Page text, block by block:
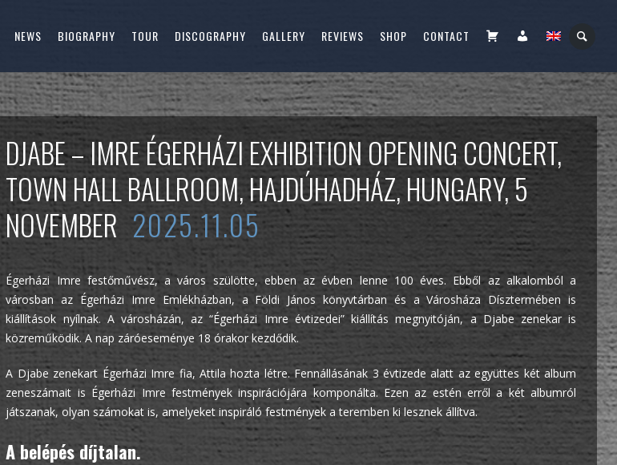
NEWS BIOGRAPHY TOUR DISCOGRAPHY GALLERY REVIEWS SHOP CONTACT CART FIÓKOM
DJABE – IMRE ÉGERHÁZI EXHIBITION OPENING CONCERT,
TOWN HALL BALLROOM, HAJDÚHADHÁZ, HUNGARY, 5
NOVEMBER 2025.11.05
Égerházi Imre festőművész, a város szülötte, ebben az évben lenne 100 éves. Ebből az alkalomból a
városban az Égerházi Imre Emlékházban, a Földi János könyvtárban és a Városháza Dísztermében is
kiállítások nyílnak. A városházán, az “Égerházi Imre évtizedei” kiállítás megnyitóján, a Djabe zenekar is
közreműködik. A nap záróeseménye 18 órakor kezdődik.
A Djabe zenekart Égerházi Imre fia, Attila hozta létre. Fennállásának 3 évtizede alatt az együttes két album
zeneszámait is Égerházi Imre festmények inspirációjára komponálta. Ezen az estén erről a két albumról
játszanak, olyan számokat is, amelyeket inspiráló festmények a teremben ki lesznek állítva.
A belépés díjtalan.